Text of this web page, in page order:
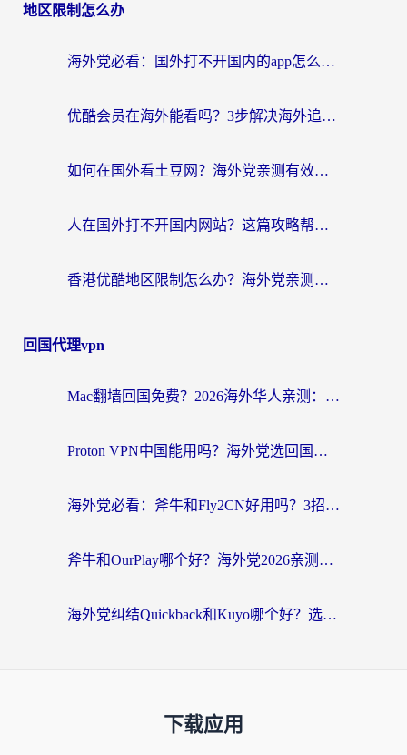
地区限制怎么办
海外党必看：国外打不开国内的app怎么办？3步解决你的乡愁
优酷会员在海外能看吗？3步解决海外追剧难题，附实测好用加速器推荐
如何在国外看土豆网？海外党亲测有效的追剧加速器选择指南
人在国外打不开国内网站？这篇攻略帮你无缝解锁国内资源（附交管12123使用技巧）
香港优酷地区限制怎么办？海外党亲测有效的追剧解决方案
回国代理vpn
Mac翻墙回国免费？2026海外华人亲测：从CCTV5直播到国内APP，这样选加速器才靠谱
Proton VPN中国能用吗？海外党选回国加速器的避坑指南（附番茄加速器实测）
海外党必看：斧牛和Fly2CN好用吗？3招教你选对回国加速器（附免费试用攻略）
斧牛和OurPlay哪个好？海外党2026亲测：选对加速器，国内资源秒加载
海外党纠结Quickback和Kuyo哪个好？选对回国加速器才能无缝刷国内资源
下载应用